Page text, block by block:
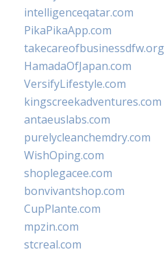
intelligenceqatar.com
PikaPikaApp.com
takecareofbusinessdfw.org
HamadaOfJapan.com
VersifyLifestyle.com
kingscreekadventures.com
antaeuslabs.com
purelycleanchemdry.com
WishOping.com
shoplegacee.com
bonvivantshop.com
CupPlante.com
mpzin.com
stcreal.com